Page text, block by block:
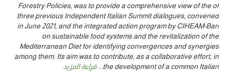
Forestry Policies, was to provide a comprehensive view of the of
three previous Independent Italian Summit dialogues, convened
in June 2021, and the integrated action program by CIHEAM-Bari
on sustainable food systems and the revitalization of the
Mediterranean Diet for identifying convergences and synergies
among them. Its aim was to contribute, as a collaborative effort, in
the development of a common Italian
... قراءة المزيد